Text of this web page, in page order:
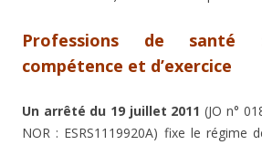
Professions de
compétence et d’exercice
Un arrêté du 19 juillet 2011 (JO n°
NOR : ESRS1119920A) fixe le régime